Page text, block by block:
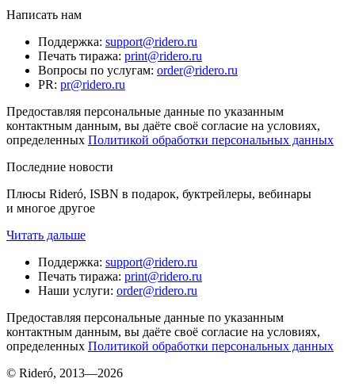
Написать нам
Поддержка: support@ridero.ru
Печать тиража: print@ridero.ru
Вопросы по услугам: order@ridero.ru
PR: pr@ridero.ru
Предоставляя персональные данные по указанным
контактным данным, вы даёте своё согласие на условиях,
определенных Политикой обработки персональных данных
Последние новости
Плюсы Rideró, ISBN в подарок, буктрейлеры, вебинары
и многое другое
Читать дальше
Поддержка: support@ridero.ru
Печать тиража: print@ridero.ru
Наши услуги: order@ridero.ru
Предоставляя персональные данные по указанным
контактным данным, вы даёте своё согласие на условиях,
определенных Политикой обработки персональных данных
© Rideró, 2013—2026